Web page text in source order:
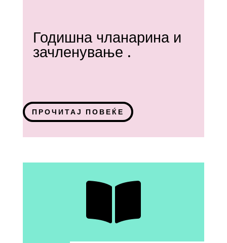
Годишна чланарина и
зачленување .
ПРОЧИТАЈ ПОВЕЌЕ
